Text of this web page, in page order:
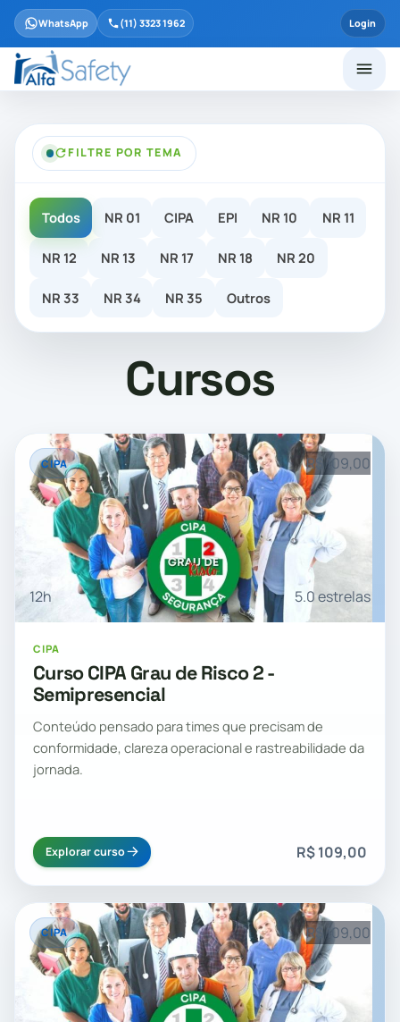
WhatsApp (11) 3323 1962 Login
FILTRE POR TEMA
Todos NR 01 CIPA EPI NR 10 NR 11
NR 12 NR 13 NR 17 NR 18 NR 20
NR 33 NR 34 NR 35 Outros
Cursos
CIPA R$ 109,00
12h 5.0 estrelas
CIPA
Curso CIPA Grau de Risco 2 -
Semipresencial
Conteúdo pensado para times que precisam de
conformidade, clareza operacional e rastreabilidade da
jornada.
Explorar curso R$ 109,00
CIPA R$ 109,00